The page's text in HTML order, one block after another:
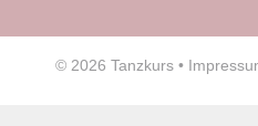
© 2026 Tanzkurs •